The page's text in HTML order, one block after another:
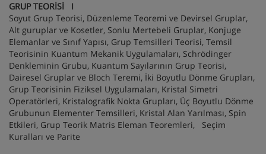
GRUP TEORİSİ I
Soyut Grup Teorisi, Düzenleme Teoremi ve Devirsel Gruplar,
Alt guruplar ve Kosetler, Sonlu Mertebeli Gruplar, Konjuge
Elemanlar ve Sınıf Yapısı, Grup Temsilleri Teorisi, Temsil
Teorisinin Kuantum Mekanik Uygulamaları, Schrödinger
Denkleminin Grubu, Kuantum Sayılarının Grup Teorisi,
Dairesel Gruplar ve Bloch Teremi, İki Boyutlu Dönme Grupları,
Grup Teorisinin Fiziksel Uygulamaları, Kristal Simetri
Operatörleri, Kristalografik Nokta Grupları, Üç Boyutlu Dönme
Grubunun Elementer Temsilleri, Kristal Alan Yarılması, Spin
Etkileri, Grup Teorik Matris Eleman Teoremleri, Seçim
Kuralları ve Parite